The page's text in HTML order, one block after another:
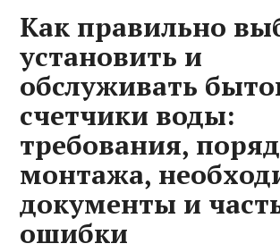
Как правильно
установить и
обслуживать
счетчики воды:
требования,
монтажа,
документы и
ошибки